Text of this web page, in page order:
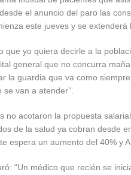
el anuncio del paro las
este jueves y se extenderá
que yo quiera decirle a la
general que no concurra
la guardia que va como
van a atender”.
no acotaron la propuesta
de la salud ya cobran desde
espera un aumento del 40% y
“Un médico que recién se